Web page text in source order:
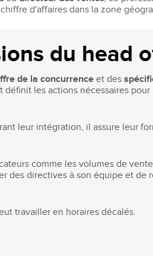
d'affaires dans la zone
du head
de la concurrence et des
les actions nécessaires pour
leur intégration, il assure leur
comme les volumes de
des directives à son équipe et de
travailler en horaires décalés.
Mastère Business
Cosmétiques et Bien-être
Mastère Big Data &
MBA Management et
Centre de Profit